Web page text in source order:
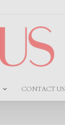
CONTACT US